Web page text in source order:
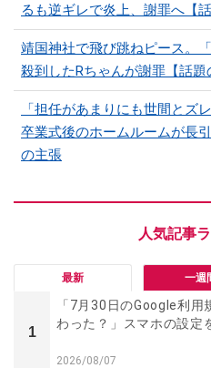
るも逆ギレで炎上、謝罪へ【
靖国神社で飛び跳ねピース。
殺到したRちゃんが謝罪【話題
「担任があまりにも世間とズ
卒業式後のホームルームが長
の主張
最新 一週
1
「7月30日のGoogle利用
わった？」スマホの設定
2026/08/07